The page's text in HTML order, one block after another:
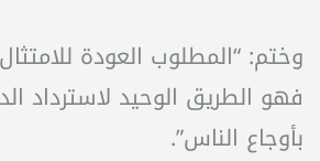
وختم: “المطلوب العودة
فهو الطريق الوحيد لاسترداد
بأوجاع الناس”.